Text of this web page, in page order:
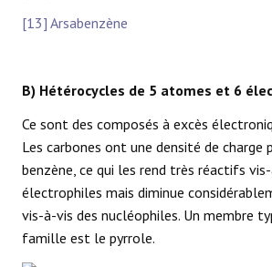
[13] Arsabenzène
B) Hétérocycles de 5 atomes et 6
Ce sont des composés à excès
Les carbones ont une densité de charge
benzène, ce qui les rend très réactifs
électrophiles mais diminue
vis-à-vis des nucléophiles. Un membre
famille est le pyrrole.